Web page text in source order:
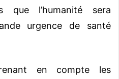
l’humanité sera
urgence de santé
en compte les